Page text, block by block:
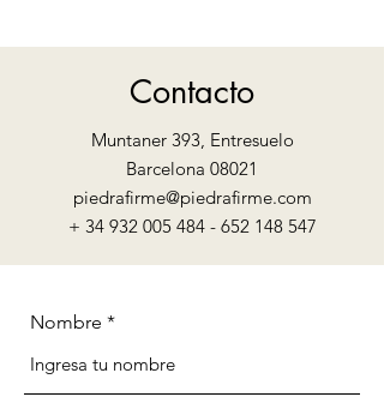
Contacto
Muntaner 393, Entresuelo
Barcelona 08021
piedrafirme@piedrafirme.com
+ 34 932 005 484 - 652 148547
Nombre